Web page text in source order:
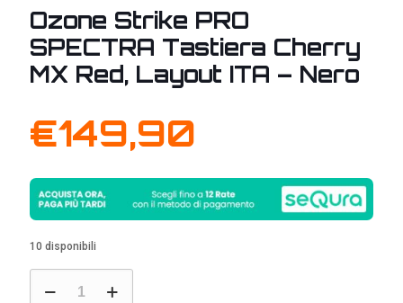
Ozone Strike PRO
SPECTRA Tastiera Cherry
MX Red, Layout ITA – Nero
€149,90
10 disponibili
Strike